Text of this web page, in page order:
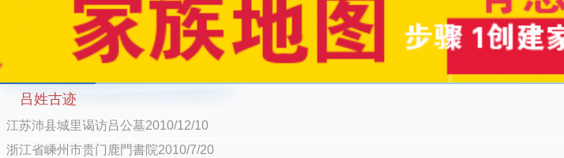
吕姓古迹
江苏沛县城里谒访吕公墓2010/12/10
浙江省嵊州市贵门鹿門書院2010/7/20